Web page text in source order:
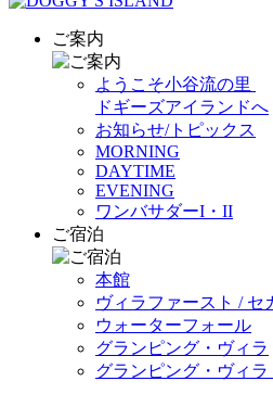
ご案内
ようこそ小谷流の里
ドギーズアイランドへ
お知らせ/トピックス
MORNING
DAYTIME
EVENING
ワンバサダーI・II
ご宿泊
本館
ヴィラファースト / セ
ウォーターフォール
グランピング・ヴィラ
グランピング・ヴィ